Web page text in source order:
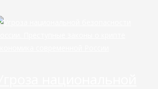
национальной